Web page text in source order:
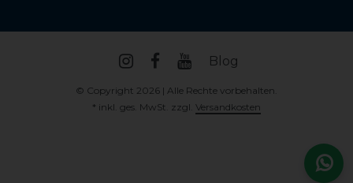
Blog
© Copyright 2026 | Alle Rechte vorbehalten.
* inkl. ges. MwSt. zzgl. Versandkosten